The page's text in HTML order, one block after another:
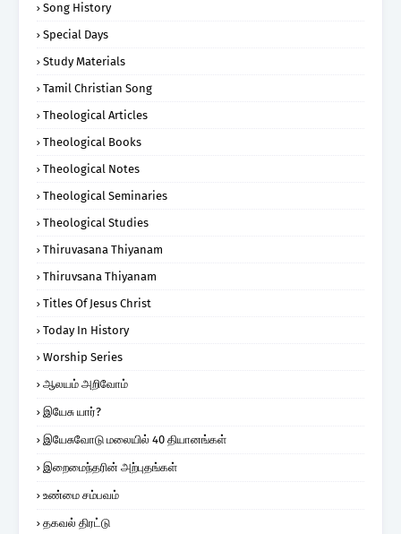
Song History
Special Days
Study Materials
Tamil Christian Song
Theological Articles
Theological Books
Theological Notes
Theological Seminaries
Theological Studies
Thiruvasana Thiyanam
Thiruvsana Thiyanam
Titles Of Jesus Christ
Today In History
Worship Series
ஆலயம் அறிவோம்
இயேசு யார்?
இயேசுவோடு மலையில் 40 தியானங்கள்
இறைமைந்தரின் அற்புதங்கள்
உண்மை சம்பவம்
தகவல் திரட்டு